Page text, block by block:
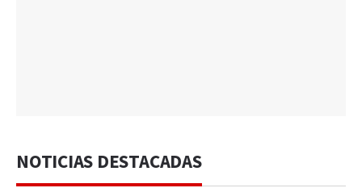
NOTICIAS DESTACADAS